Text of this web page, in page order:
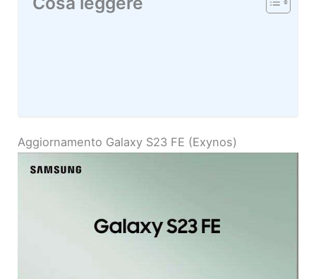
Aggiornamento Galaxy S23 FE (Exynos)